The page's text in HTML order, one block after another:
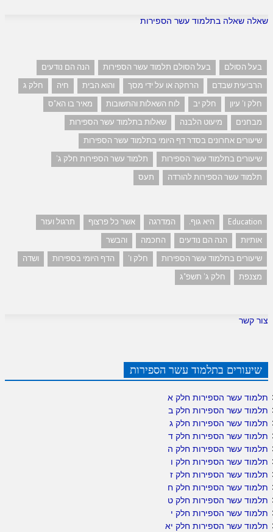
שאלה שאלה בתלמוד עשר הספירות
בעל הסולם בעל הסולם תלמוד עשר הספירות
הנה הם נודעים
הרביעית שבדם
הרחקה או על ידי מסך והוא הבית חיה
חלק ג
חלק ו' עיון
חלק יב לוח השאלות והתשובות
מאיר בו הא"ס
מבחנים
מיעוט הלבנה
שאלות בתלמוד עשר הספירות
שיעורים אחרונים בסדר דף היומי בתלמוד עשר הספירות
שיעורים בתלמוד עשר הספירות
תלמוד עשר הספירות חלק ג'
תלמוד עשר הספירות להורדה
תעס
Education היא גוף. המדרגה אשר כל פרצוף
תרגול ועזר
אותיות
הנה הם נודעים החכמה
והבשר
שיעורים בתלמוד עשר הספירות
חלק ו' הדף היומי בספירות
ושדה
מצנפת
חלק ג' תשפ"ג
צור קשר
שיעורים בתלמוד עשר הספירות
תלמוד עשר הספירות חלק א
תלמוד עשר הספירות חלק ב
תלמוד עשר הספירות חלק ג
תלמוד עשר הספירות חלק ד
תלמוד עשר הספירות חלק ה
תלמוד עשר הספירות חלק ו
תלמוד עשר הספירות חלק ז
תלמוד עשר הספירות חלק ח
תלמוד עשר הספירות חלק ט
תלמוד עשר הספירות חלק י
תלמוד עשר הספירות חלק יא